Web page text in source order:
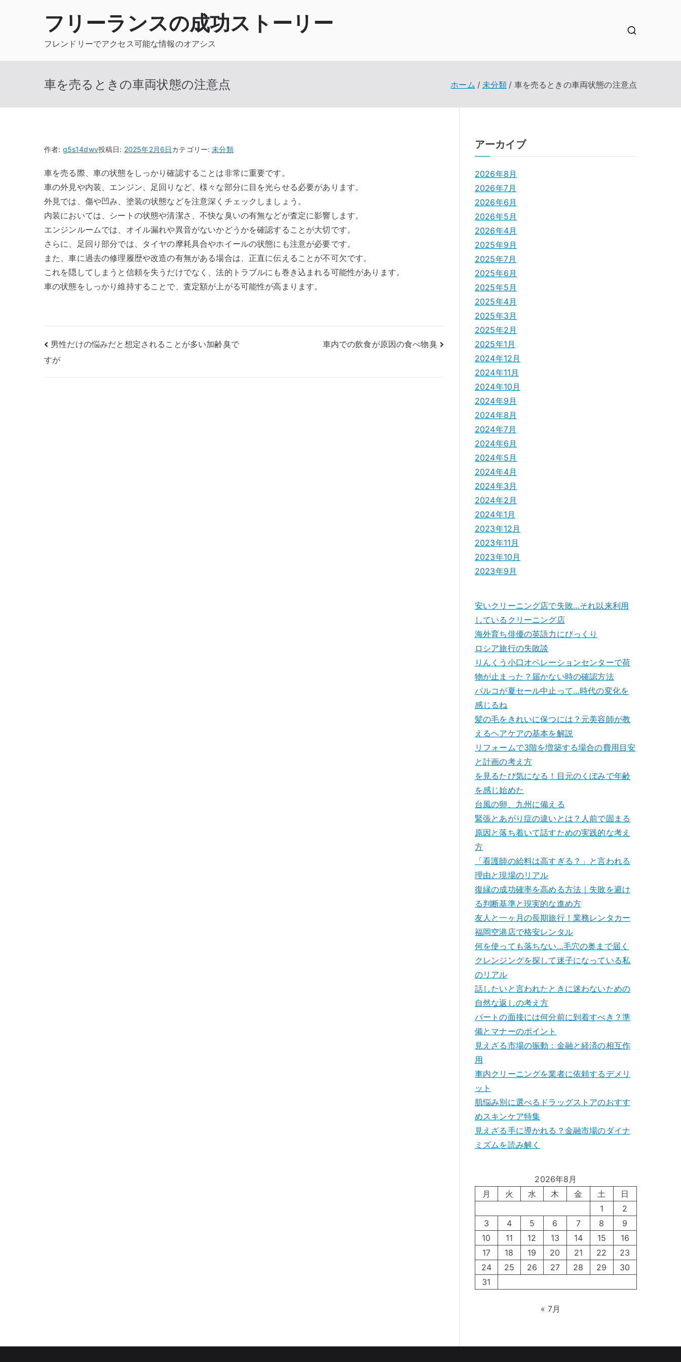
フリーランスの成功ストーリー
フレンドリーでアクセス可能な情報のオアシス
車を売るときの車両状態の注意点 ホーム 未分類 車を売るときの車両状態の注意点
作者: g5s14dwv投稿日: 2025年2月6日カテゴリー:未分類
車を売る際、車の状態をしっかり確認することは非常に重要です。
車の外見や内装、エンジン、足回りなど、様々な部分に目を光らせる必要があります。
外見では、傷や凹み、塗装の状態などを注意深くチェックしましょう。
内装においては、シートの状態や清潔さ、不快な臭いの有無などが査定に影響します。
エンジンルームでは、オイル漏れや異音がないかどうかを確認することが大切です。
さらに、足回り部分では、タイヤの摩耗具合やホイールの状態にも注意が必要です。
また、車に過去の修理履歴や改造の有無がある場合は、正直に伝えることが不可欠です。
これを隠してしまうと信頼を失うだけでなく、法的トラブルにも巻き込まれる可能性があります。
車の状態をしっかり維持することで、査定額が上がる可能性が高まります。
投
稿
男性だけの悩みだと想定されることが多い加齢臭で
すが
車内での飲食が原因の食べ物臭
アーカイブ
2026年8月
2026年7月
2026年6月
2026年5月
2026年4月
2025年9月
2025年7月
2025年6月
2025年5月
2025年4月
2025年3月
2025年2月
2025年1月
2024年12月
2024年11月
2024年10月
2024年9月
2024年8月
2024年7月
2024年6月
2024年5月
2024年4月
2024年3月
2024年2月
2024年1月
2023年12月
2023年11月
2023年10月
2023年9月
安いクリーニング店で失敗…それ以来利用
しているクリーニング店
海外育ち俳優の英語力にびっくり
ロシア旅行の失敗談
りんくう小口オペレーションセンターで荷
物が止まった？届かない時の確認方法
パルコが夏セール中止って…時代の変化を
感じるね
髪の毛をきれいに保つには？元美容師が教
えるヘアケアの基本を解説
リフォームで3階を増築する場合の費用目安
と計画の考え方
を見るたび気になる！目元のくぼみで年齢
を感じ始めた
台風の卵、九州に備える
緊張とあがり症の違いとは？人前で固まる
原因と落ち着いて話すための実践的な考え
方
「看護師の給料は高すぎる？」と言われる
理由と現場のリアル
復縁の成功確率を高める方法｜失敗を避け
る判断基準と現実的な進め方
友人と一ヶ月の長期旅行！業務レンタカー
福岡空港店で格安レンタル
何を使っても落ちない…毛穴の奥まで届く
クレンジングを探して迷子になっている私
のリアル
話したいと言われたときに迷わないための
自然な返しの考え方
パートの面接には何分前に到着すべき？準
備とマナーのポイント
見えざる市場の振動：金融と経済の相互作
用
車内クリーニングを業者に依頼するデメリ
ット
肌悩み別に選べるドラッグストアのおすす
めスキンケア特集
見えざる手に導かれる？金融市場のダイナ
ミズムを読み解く
2026年8月
月
火 水 木 金 土
日
1
2
3
4 5 6 7 8
9
10
11 12 13 14 15
16
17
18 19 20 21 22
23
24
25 26 27 28 29
30
31
« 7月